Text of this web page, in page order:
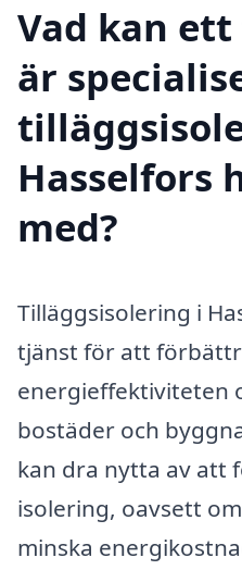
Vad kan
är
Hasselfors
med?
Tilläggsisolering i
tjänst för att
energieffektiviteten
bostäder och
kan dra nytta av att
isolering, oavsett
minska